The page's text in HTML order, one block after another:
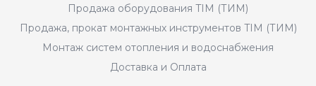
Продажа оборудования TIM (ТИМ)
Продажа, прокат монтажных инструментов TIM (ТИМ)
Монтаж систем отопления и водоснабжения
Доставка и Оплата